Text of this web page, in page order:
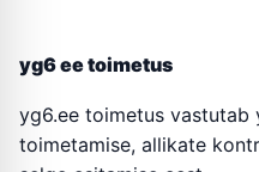
yg6 ee toimetus
yg6.ee toimetus vastutab
toimetamise, allikate